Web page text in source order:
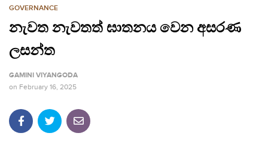
GOVERNANCE
නැවත නැවතත් ඝාතනය වෙන අසරණ
ලසන්ත
GAMINI VIYANGODA
on February 16, 2025